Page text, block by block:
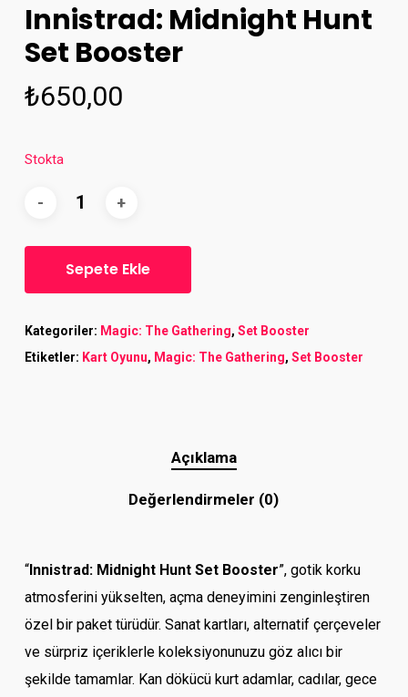
Innistrad: Midnight Hunt
Set Booster
₺650,00
Stokta
Sepete Ekle
Kategoriler: Magic: The Gathering, Set Booster
Etiketler: Kart Oyunu, Magic: The Gathering, Set Booster
Açıklama
Değerlendirmeler (0)
“Innistrad: Midnight Hunt Set Booster”, gotik korku
atmosferini yükselten, açma deneyimini zenginleştiren
özel bir paket türüdür. Sanat kartları, alternatif çerçeveler
ve sürpriz içeriklerle koleksiyonunuzu göz alıcı bir
şekilde tamamlar. Kan dökücü kurt adamlar, cadılar, gece